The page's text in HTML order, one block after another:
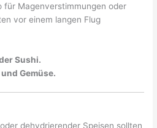
für Magenverstimmungen oder
vor einem langen Flug
Sushi.
Gemüse.
dehydrierender Speisen sollten